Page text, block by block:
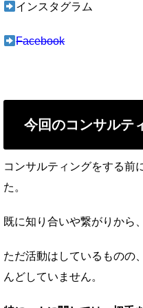
インスタグラム
Facebook
今回のコンサルテ
コンサルティングをする前
た。
既に知り合いや繋がりから
ただ活動はしているものの
んどしていません。